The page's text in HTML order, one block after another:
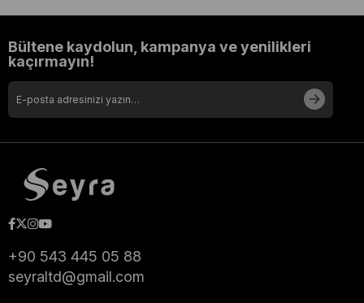
Bültene kaydolun, kampanya ve yenilikleri
kaçırmayın!
+90 543 445 05 88
seyraltd@gmail.com